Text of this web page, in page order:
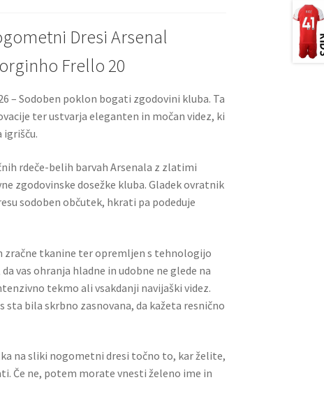
Dresi Arsenal
Frello 20
– Sodoben poklon bogati zgodovini kluba. Ta
ter ustvarja eleganten in močan videz, ki
igrišču.
rdeče-belih barvah Arsenala z zlatimi
zgodovinske dosežke kluba. Gladek ovratnik
sodoben občutek, hkrati pa podeduje
zračne tkanine ter opremljen s tehnologijo
da vas ohranja hladne in udobne ne glede na
tekmo ali vsakdanji navijaški videz.
sta bila skrbno zasnovana, da kažeta resnično
na sliki nogometni dresi točno to, kar želite,
Če ne, potem morate vnesti želeno ime in